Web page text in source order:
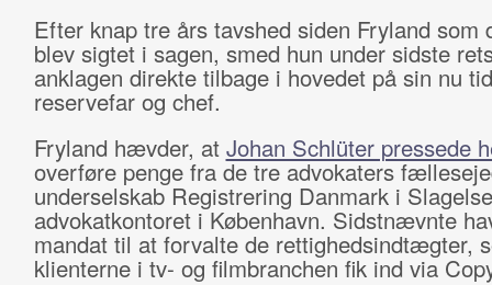
Efter knap tre års tavshed siden Fryland som
blev sigtet i sagen, smed hun under sidste
anklagen direkte tilbage i hovedet på sin nu
reservefar og chef.
Fryland hævder, at Johan Schlüter pressede
overføre penge fra de tre advokaters
underselskab Registrering Danmark i
advokatkontoret i København. Sidstnævnte
mandat til at forvalte de rettighedsindtægter,
klienterne i tv- og filmbranchen fik ind via